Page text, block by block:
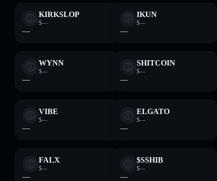
KIRKSLOP
$—
—
IKUN
$—
—
WYNN
$—
—
SHITCOIN
$—
—
VIBE
$—
—
ELGATO
$—
—
FALX
$—
—
$SSHIB
$—
—